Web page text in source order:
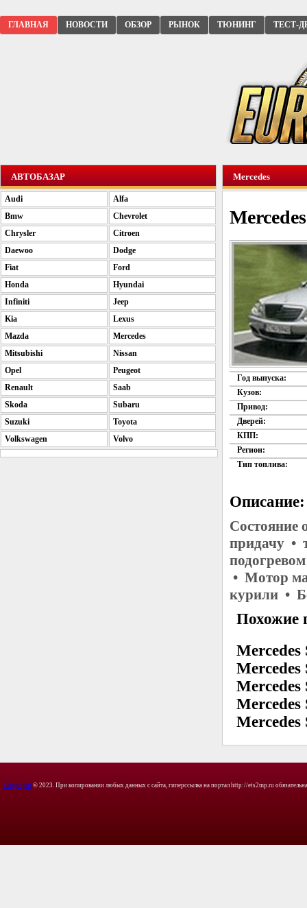
ГЛАВНАЯ НОВОСТИ ОБЗОР РЫНОК ТЮНИНГ ТЕСТ-
Mercedes
Год выпуска:
Кузов:
Привод:
Дверей:
КПП:
Регион:
Тип топлива:
Описание:
Состояние
придачу •
• Мотор
курили •
Похожие
Mercedes
Mercedes
Mercedes
Mercedes
Mercedes
АВТОБАЗАР
Audi
Alfa
Bmw
Chevrolet
Chrysler
Citroen
Daewoo
Dodge
Fiat
Ford
Honda
Hyundai
Infiniti
Jeep
Kia
Lexus
Mazda
Mercedes
Mitsubishi
Nissan
Opel
Peugeot
Renault
Saab
Skoda
Subaru
Suzuki
Toyota
Volkswagen
Volvo
Copyright © 2023. При копировании любых данных с сайта, гиперссылка на портал http://ets2mp.ru